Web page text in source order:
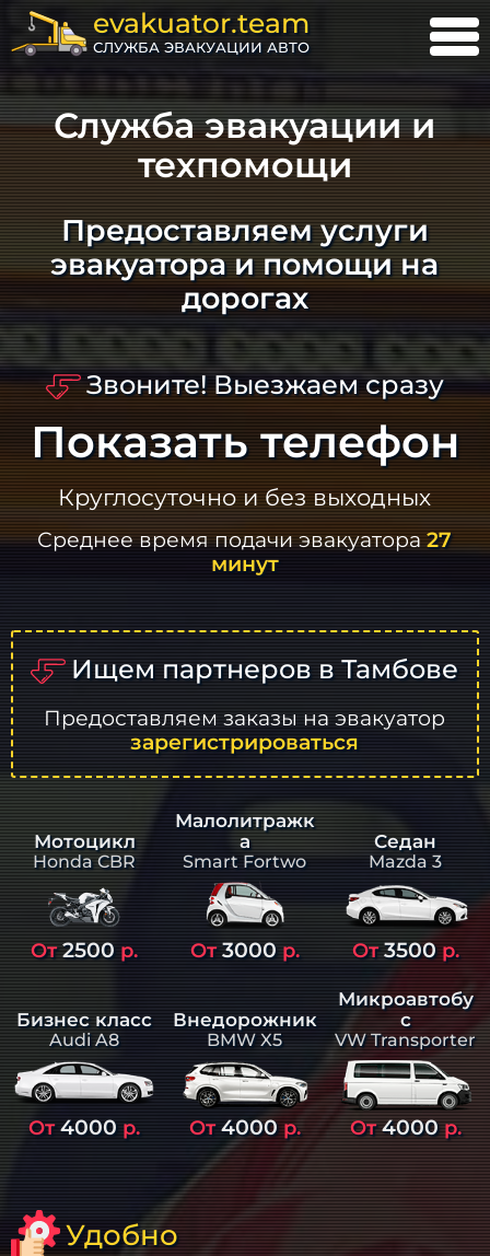
evakuator.team
СЛУЖБА ЭВАКУАЦИИ АВТО
Служба эвакуации и
техпомощи
Предоставляем услуги
эвакуатора и помощи на
дорогах
Звоните! Выезжаем сразу
Показать телефон
Круглосуточно и без выходных
Среднее время подачи эвакуатора27
минут
Ищем партнеров в Тамбове
Предоставляем заказы на эвакуатор
зарегистрироваться
Мотоцикл
Honda CBR
От2500р.
Малолитражк
а
Smart Fortwo
От3000р.
Седан
Mazda 3
От3500р.
Бизнес класс
Audi A8
От4000 р.
Внедорожник
BMW X5
От4000р.
Микроавтобу
с
VW Transporter
От4000р.
Удобно